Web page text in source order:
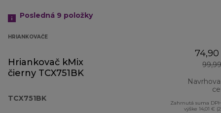
Posledná 9 položky
HRIANKOVAČE
Hriankovač kMix
čierny TCX751BK
TCX751BK
Zahrnutá suma
výške 14,01 €